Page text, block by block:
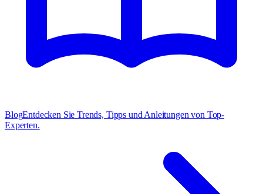
BlogEntdecken Sie Trends, Tipps und Anleitungen von Top-
Experten.